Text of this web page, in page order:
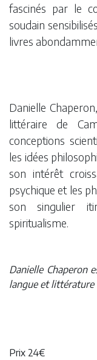
fascinés par le
soudain
livres
Danielle
littéraire de
conceptions
les idées
son intérêt
psychique et les
son singulier
spiritualisme.
Danielle Chaperon
langue et littérature
Prix 24€